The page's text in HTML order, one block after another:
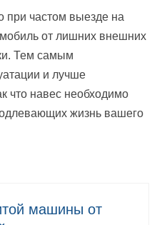
частом выезде на
от лишних внешних
Тем самым
и лучше
что навес необходимо
жизнь вашего
машины от